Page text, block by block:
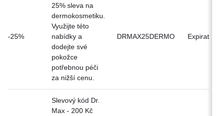
-25%
25% sleva na
dermokosmetiku.
Využijte této
nabídky a
dodejte své
pokožce
potřebnou péči
za nižší cenu.
DRMAX25DERMO Expirat
Slevový kód Dr.
Max - 200 Kč